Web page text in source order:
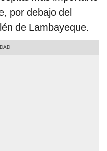
por debajo del
de Lambayeque.